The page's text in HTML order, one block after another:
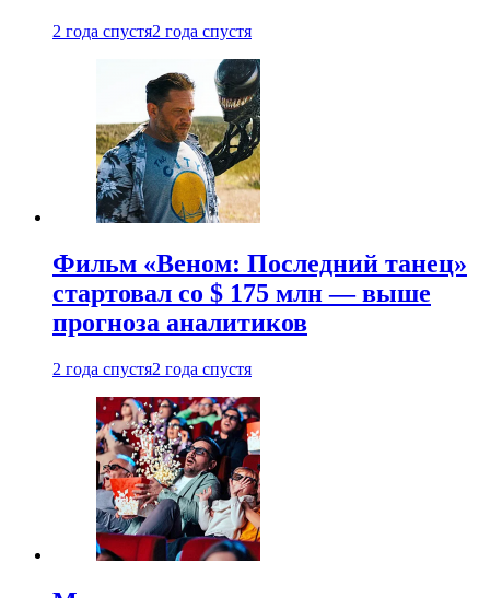
2 года спустя2 года спустя
Фильм «Веном: Последний танец»
стартовал со $ 175 млн — выше
прогноза аналитиков
2 года спустя2 года спустя